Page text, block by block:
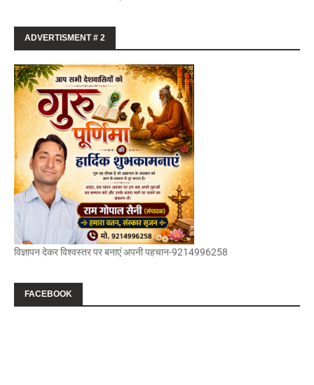
ADVERTISMENT # 2
विज्ञापन देकर विश्वस्तर पर बनाएं अपनी पहचान-9214996258
FACEBOOK